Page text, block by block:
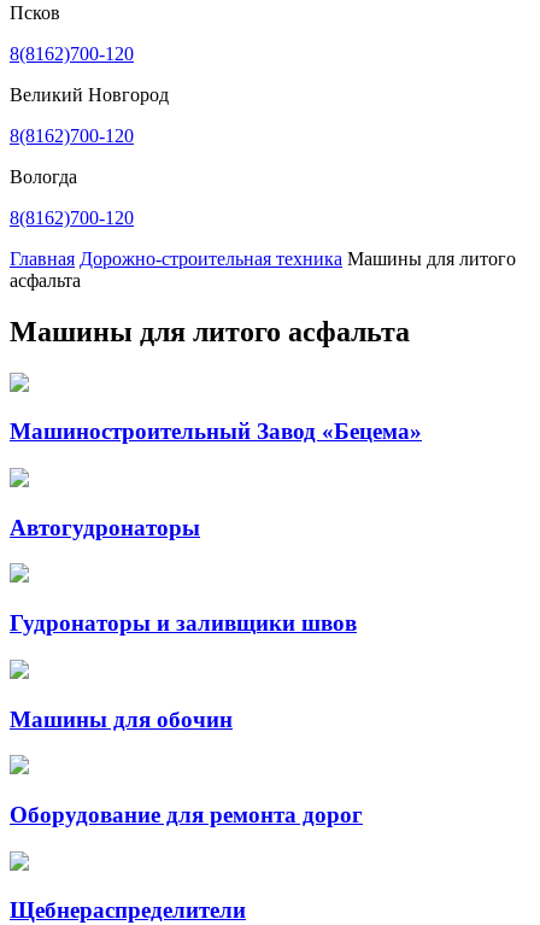
Псков
8(8162)700-120
Великий Новгород
8(8162)700-120
Вологда
8(8162)700-120
Главная Дорожно-строительная техника Машины для литого
асфальта
Машины для литого асфальта
Машиностроительный Завод «Бецема»
Автогудронаторы
Гудронаторы и заливщики швов
Машины для обочин
Оборудование для ремонта дорог
Щебнераспределители